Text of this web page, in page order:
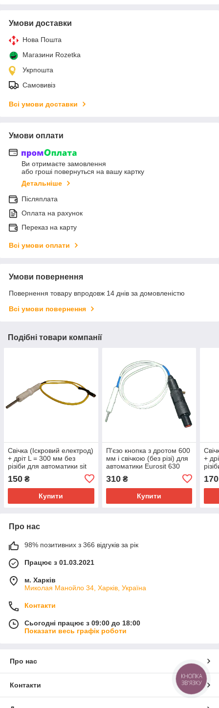
Умови доставки
Нова Пошта
Магазини Rozetka
Укрпошта
Самовивіз
Всі умови доставки
Умови оплати
Ви отримаєте замовлення
або гроші повернуться на вашу картку
Детальніше
Післяплата
Оплата на рахунок
Переказ на карту
Всі умови оплати
Умови повернення
Повернення товару впродовж 14 днів за домовленістю
Всі умови повернення
Подібні товари компанії
Свічка (Іскровий електрод)
+ дріт L = 300 мм без
різіби для автоматики sit
150 ₴
Купити
П'єзо кнопка з дротом 600
мм і свічкою (без різі) для
автоматики Eurosit 630
310₴
Купити
+
170
Про нас
98% позитивних з 366 відгуків за рік
Працює з 01.03.2021
м. Харків
Миколая Манойло 34, Харків, Україна
Контакти
Сьогодні працює з 09:00 до 18:00
Показати весь графік роботи
Про нас
Контакти
КНОПКА
ЗВ'ЯЗКУ